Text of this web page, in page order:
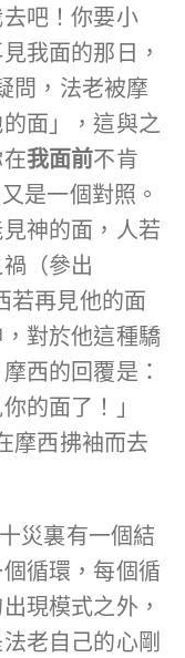
吧！你要小
我面的那日，
問，法老被摩
面」，這與之
我面前不肯
是一個對照。
神的面，人若
（參出
若再見他的面
對於他這種驕
西的回覆是：
的面了！」
摩西拂袖而去
十災裏有一個結
循環，每個循
現模式之外，
老自己的心剛